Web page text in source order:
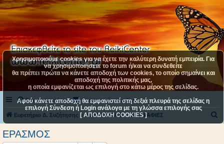
Συχνές ερωτήσεις Επικοινωνήστε μαζί μας
Ευρετήριο Δ. Συζήτησης ΚΑΤΗΓΟΡΙΑ 2 BIOΓΡΑΦΙΕΣ
ΕΡΑΣΜΟΣ
Χρησιμοποιούμε cookies για να έχετε την καλύτερη δυνατή εμπειρία. Για
να χρησιμοποιήσετε το forum ή/και να συνδεθείτε
θα πρέπει πρώτα να κάνετε αποδοχή των cookies, το οποίο σημαίνει και
αποδοχή της πολιτικής μας,
η οποία εμφανίζεται ως επιλογή στο κάτω μέρος της σελίδας.
Αφού κάνετε αποδοχή θα εμφανιστεί στη δεξιά πλευρά της σελίδας η
επιλογή Σύνδεση ή Login ανάλογα με τη γλώσσα επιλογής σας
[ ΑΠΟΔΟΧΗ COOKIES ]